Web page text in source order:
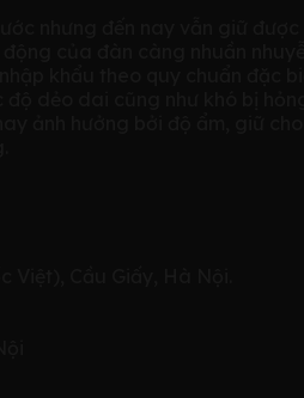
của đàn càng nhuần
khẩu theo quy chuẩn đặc
dẻo dai cũng như khó bị
ảnh hưởng bởi độ ẩm, giữ